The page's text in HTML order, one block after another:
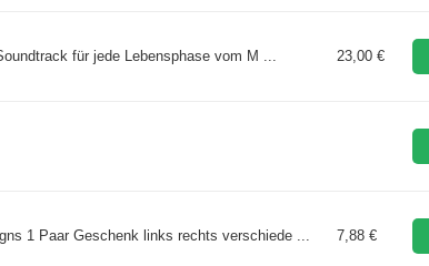
für jede Lebensphase vom M ... 23,00 €
1 Paar Geschenk links rechts verschiede ... 7,88 €